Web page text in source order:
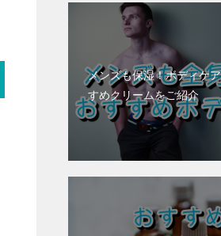
メンズも保湿！ボディケ
すめクリームをご紹介